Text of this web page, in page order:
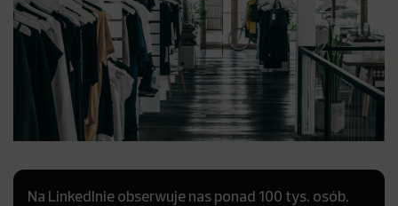
Na LinkedInie obserwuje nas ponad 100 tys. osób.